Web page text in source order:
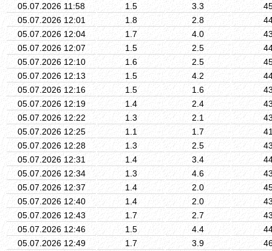
05.07.2026 11:58
1.5 3.3
05.07.2026 12:01
1.8 2.8
05.07.2026 12:04
1.7 4.0
05.07.2026 12:07
1.5 2.5
05.07.2026 12:10
1.6 2.5
05.07.2026 12:13
1.5 4.2
05.07.2026 12:16
1.5 1.6
05.07.2026 12:19
1.4 2.4
05.07.2026 12:22
1.3 2.1
05.07.2026 12:25
1.1 1.7
05.07.2026 12:28
1.3 2.5
05.07.2026 12:31
1.4 3.4
05.07.2026 12:34
1.3 4.6
05.07.2026 12:37
1.4 2.0
05.07.2026 12:40
1.4 2.0
05.07.2026 12:43
1.7 2.7
05.07.2026 12:46
1.5 4.4
05.07.2026 12:49
1.7 3.9